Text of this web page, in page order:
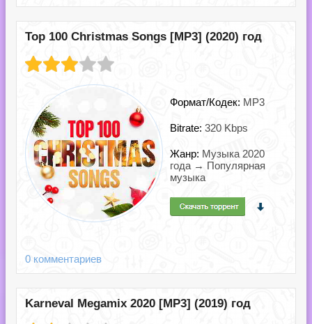
Top 100 Christmas Songs [MP3] (2020) год
Формат/Кодек: MP3
Bitrate: 320 Kbps
Жанр: Музыка 2020
года → Популярная
музыка
0 комментариев
Karneval Megamix 2020 [MP3] (2019) год